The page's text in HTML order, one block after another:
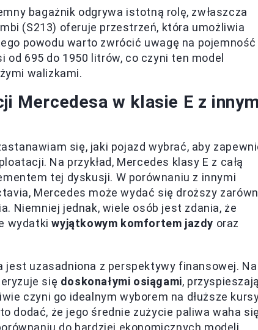
bagażnik odgrywa istotną rolę, zwłaszcza
(S213) oferuje przestrzeń, która umożliwia
powodu warto zwrócić uwagę na pojemność
695 do 1950 litrów, co czyni ten model
walizkami.
Mercedesa w klasie E z
się, jaki pojazd wybrać, aby
Na przykład, Mercedes klasy E z całą
tej dyskusji. W porównaniu z innymi
Mercedes może wydać się droższy
Niemniej jednak, wiele osób jest zdania, że
wydatkiwyjątkowym komfortem jazdy oraz
uzasadniona z perspektywy finansowej. Na
się doskonałymi osiągami,
czyni go idealnym wyborem na dłuższe
dodać, że jego średnie zużycie paliwa waha
do bardziej ekonomicznych modeli,